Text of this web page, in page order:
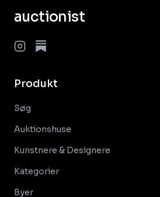
auctionist
Produkt
Søg
Auktionshuse
Kunstnere & Designere
Kategorier
Byer